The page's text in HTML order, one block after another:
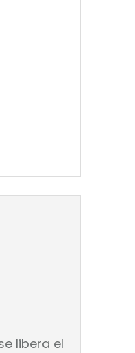
libera el